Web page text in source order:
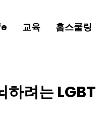
교육 홈스쿨링
하려는 LGBT